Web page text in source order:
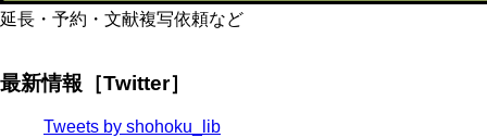
延長・予約・文献複写依頼など
最新情報［Twitter］
Tweets by shohoku_lib